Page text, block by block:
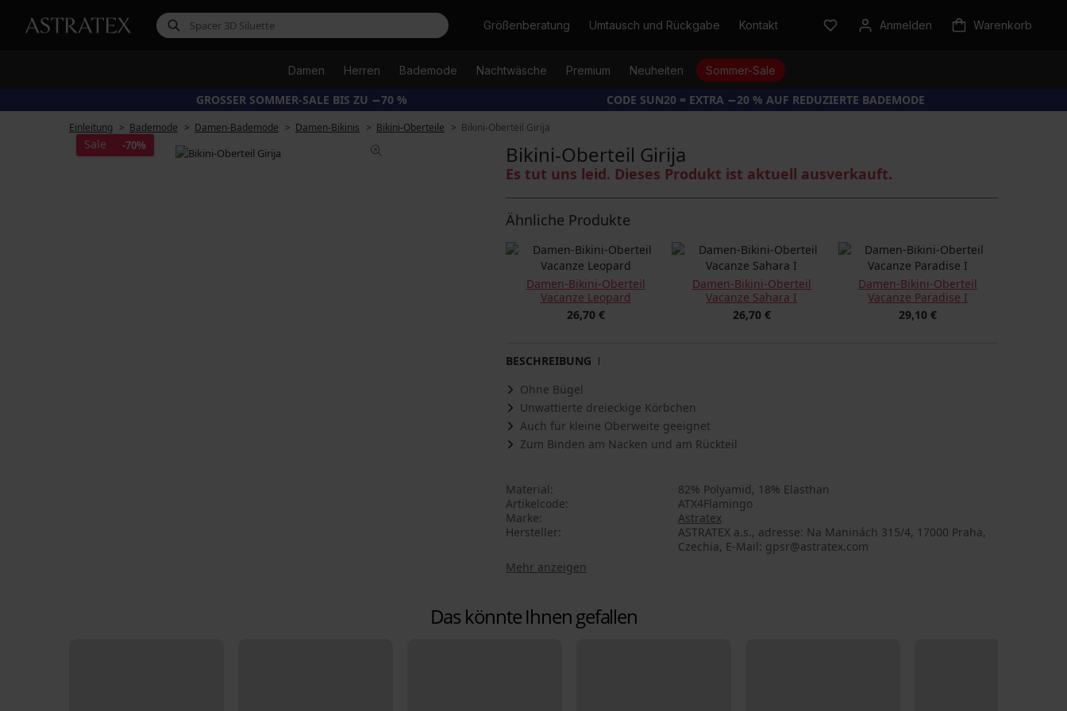
SucheGrößenberatung Umtausch und Rückgabe Kontakt Anmelden Warenkorb
Damen Herren Bademode Nachtwäsche Premium Neuheiten Sommer-Sale
GROSSER SOMMER-SALE BIS ZU −70 % CODE SUN20 = EXTRA −20 % AUF REDUZIERTE BADEMODE
Einleitung Bademode Damen-Bademode Damen-Bikinis Bikini-Oberteile Bikini-Oberteil Girija
Sale -70% Bikini-Oberteil Girija
Es tut uns leid. Dieses Produkt ist aktuell ausverkauft.
Ähnliche Produkte
Damen-Bikini-Oberteil
Vacanze Leopard
26,70 €
Damen-Bikini-Oberteil
Vacanze Sahara I
26,70 €
Damen-Bikini-Oberteil
Vacanze Paradise I
29,10 €
BESCHREIBUNG
Ohne Bügel
Unwattierte dreieckige Körbchen
Auch für kleine Oberweite geeignet
Zum Binden am Nacken und am Rückteil
Material
82% Polyamid, 18% Elasthan
Artikelcode
ATX4Flamingo
Marke
Astratex
Hersteller
ASTRATEX a.s., adresse: Na Maninách 315/4, 17000 Praha,
Czechia, E-Mail: gpsr@astratex.com
Mehr anzeigen
Das könnte Ihnen gefallen